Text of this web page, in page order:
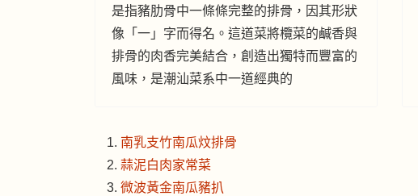
是指豬肋骨中一條條完整的排骨，因其形狀
像「一」字而得名。這道菜將欖菜的鹹香與
排骨的肉香完美結合，創造出獨特而豐富的
風味，是潮汕菜系中一道經典的
南乳支竹南瓜炆排骨
蒜泥白肉家常菜
微波黃金南瓜豬扒